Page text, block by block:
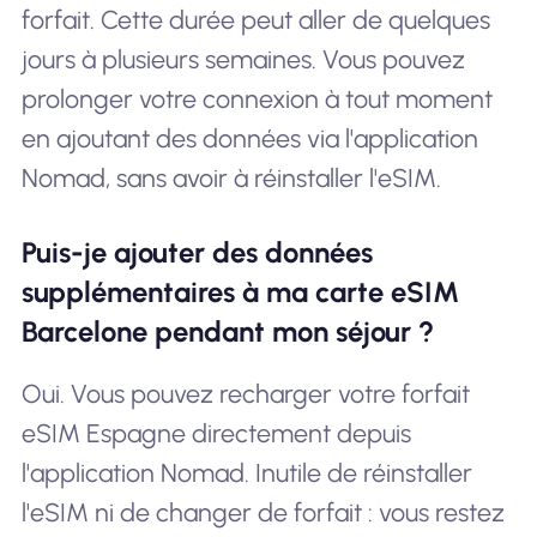
forfait. Cette durée peut aller de quelques
jours à plusieurs semaines. Vous pouvez
prolonger votre connexion à tout moment
en ajoutant des données via l'application
Nomad, sans avoir à réinstaller l'eSIM.
Puis-je ajouter des données
supplémentaires à ma carte eSIM
Barcelone pendant mon séjour ?
Oui. Vous pouvez recharger votre forfait
eSIM Espagne directement depuis
l'application Nomad. Inutile de réinstaller
l'eSIM ni de changer de forfait : vous restez